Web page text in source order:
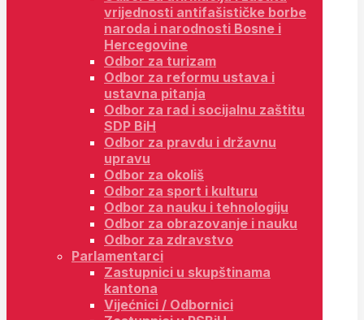
vrijednosti antifašističke borbe
naroda i narodnosti Bosne i
Hercegovine
Odbor za turizam
Odbor za reformu ustava i
ustavna pitanja
Odbor za rad i socijalnu zaštitu
SDP BiH
Odbor za pravdu i državnu
upravu
Odbor za okoliš
Odbor za sport i kulturu
Odbor za nauku i tehnologiju
Odbor za obrazovanje i nauku
Odbor za zdravstvo
Parlamentarci
Zastupnici u skupštinama
kantona
Vijećnici / Odbornici